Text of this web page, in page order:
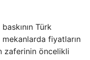
Türk
fiyatların
zaferinin öncelikli